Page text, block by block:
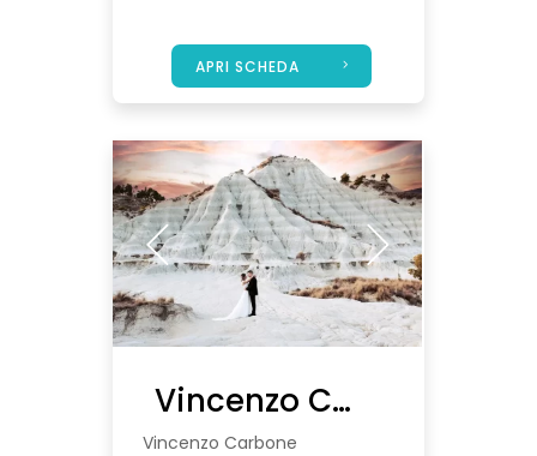
APRI SCHEDA
Vincenzo Carbone Photography
Vincenzo Carbone